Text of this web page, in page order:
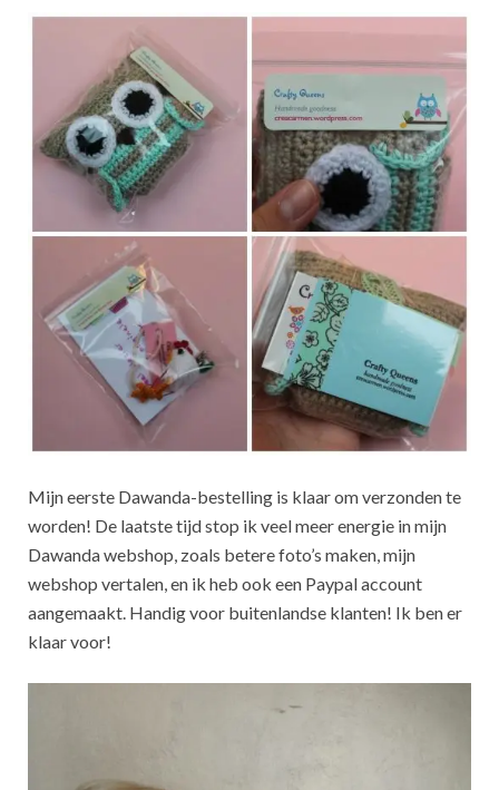
Mijn eerste Dawanda-bestelling is klaar om verzonden te
worden! De laatste tijd stop ik veel meer energie in mijn
Dawanda webshop, zoals betere foto’s maken, mijn
webshop vertalen, en ik heb ook een Paypal account
aangemaakt. Handig voor buitenlandse klanten! Ik ben er
klaar voor!